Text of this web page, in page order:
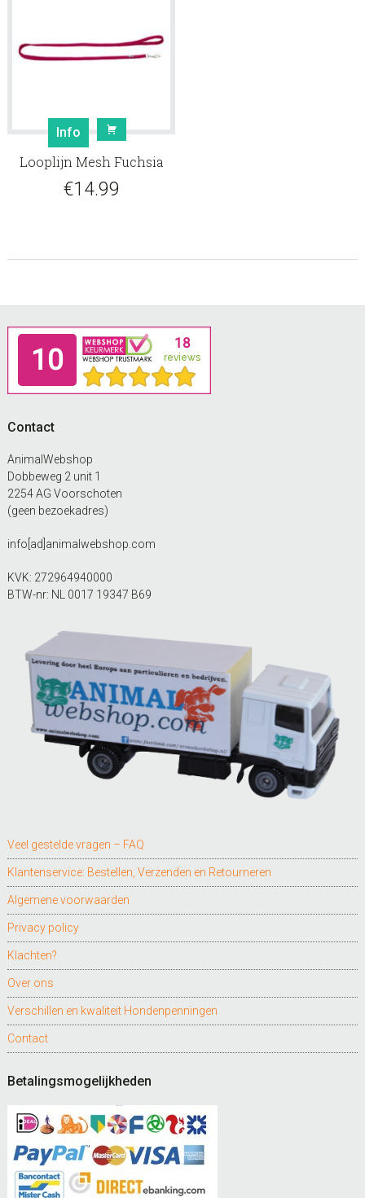
Info
Dit
heeft
kan
worden
de
productpagina
Looplijn Mesh Fuchsia
€14.99
Footer
Contact
AnimalWebshop
Dobbeweg 2 unit 1
2254 AG Voorschoten
(geen bezoekadres)
info[ad]animalwebshop.com
KVK: 272964940000
BTW-nr: NL 0017 19347 B69
Veel gestelde vragen – FAQ
Klantenservice: Bestellen, Verzenden en Retourneren
Algemene voorwaarden
Privacy policy
Klachten?
Over ons
Verschillen en kwaliteit Hondenpenningen
Contact
Betalingsmogelijkheden